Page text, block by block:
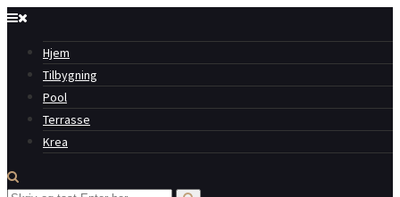
Hjem
Tilbygning
Pool
Terrasse
Krea